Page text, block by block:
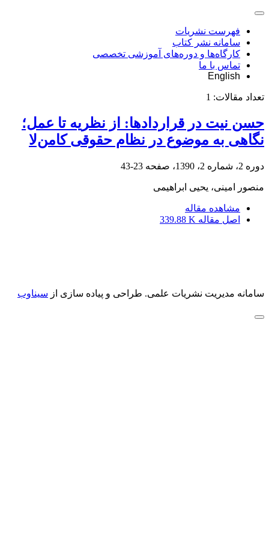
فهرست نشریات
سامانه نشر کتاب
کارگاه‌ها و دوره‌های آموزشی تخصصی
تماس با ما
English
تعداد مقالات: 1
حسن نیت در قراردادها: از نظریه تا عمل؛
نگاهی به موضوع در نظام حقوقی کامن‌لا
دوره 2، شماره 2، 1390، صفحه 23-43
منصور امینی، یحیی ابراهیمی
مشاهده مقاله
اصل مقاله 339.88 K
سامانه مدیریت نشریات علمی. طراحی و پیاده سازی از سیناوب